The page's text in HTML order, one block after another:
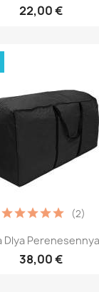
22,00 €
перегляд
Dlya
38,00 €
(2)